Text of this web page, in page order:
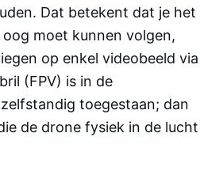
Dat betekent dat je het
moet kunnen volgen,
op enkel videobeeld via
(FPV) is in de
toegestaan; dan
de drone fysiek in de lucht